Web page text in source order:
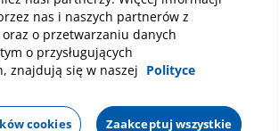
o dostępności Regulamin
nas i naszych partnerów z
o przetwarzaniu danych
o przysługujących
znajdują się w naszej Polityce
cookies Zaakceptuj wszystkie